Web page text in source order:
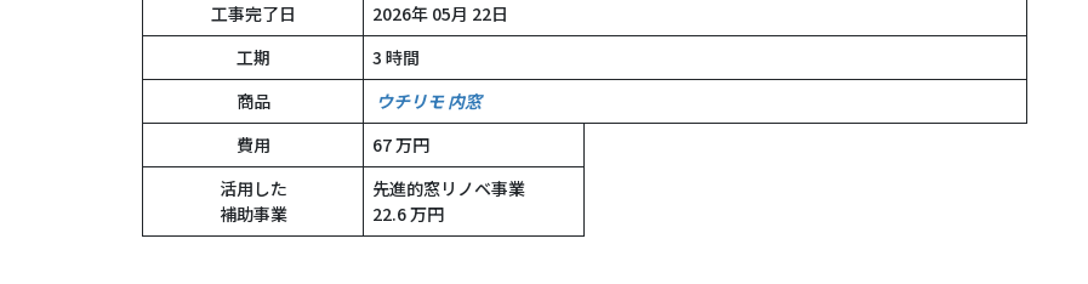
工事完了日
2026年 05月 22日
工期
3 時間
商品
ウチリモ 内窓
費用
67 万円
活用した
補助事業
先進的窓リノベ事業
22.6 万円